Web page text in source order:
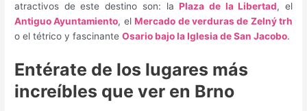
atractivos de este destino son: laPlaza de la Libertad, el
Antiguo Ayuntamiento, elMercado de verduras de Zelný trh
o el tétrico y fascinanteOsario bajo la Iglesia de San Jacobo.
Entérate de los lugares más
increíbles que ver en Brno